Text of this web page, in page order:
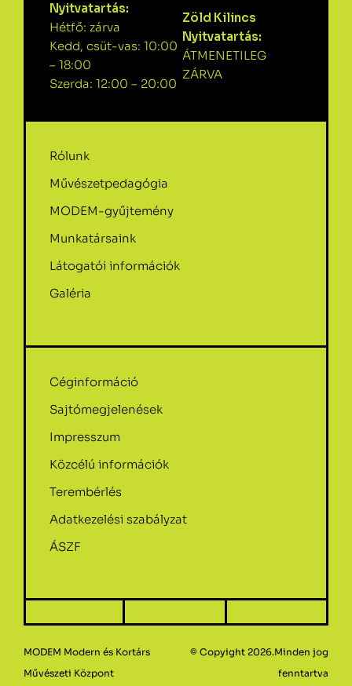
Nyitvatartás:
Hétfő: zárva
Kedd, csüt-vas: 10:00
– 18:00
Szerda: 12:00 – 20:00
Zöld Kilincs
Nyitvatartás:
ÁTMENETILEG
ZÁRVA
Rólunk
Művészetpedagógia
MODEM-gyűjtemény
Munkatársaink
Látogatói információk
Galéria
Céginformáció
Sajtómegjelenések
Impresszum
Közcélú információk
Terembérlés
Adatkezelési szabályzat
ÁSZF
MODEM Modern és Kortárs
Művészeti Központ
© Copyight 2026.Minden jog
fenntartva